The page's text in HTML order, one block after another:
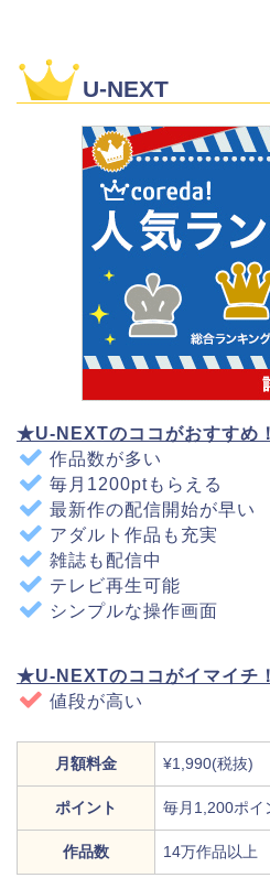
U-NEXT
★U-NEXTのココがおすすめ
作品数が多い
毎月1200ptもらえる
最新作の配信開始が早い
アダルト作品も充実
雑誌も配信中
テレビ再生可能
シンプルな操作画面
★U-NEXTのココがイマイチ
値段が高い
月額料金 ¥1,990(税抜)
ポイント 毎月1,200ポイ
作品数 14万作品以上